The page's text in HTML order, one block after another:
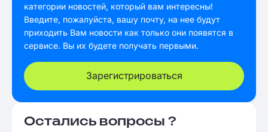
категории новостей, который вам интересны!
Введите, пожалуйста, вашу почту, на нее будут
приходить Вам новости как только они появятся в
сервисе. Вы их будете получать первыми.
Зарегистрироваться
Остались вопросы ?